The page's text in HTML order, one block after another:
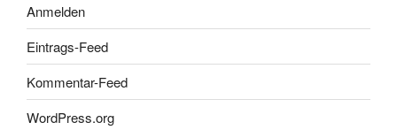
Anmelden
Eintrags-Feed
Kommentar-Feed
WordPress.org